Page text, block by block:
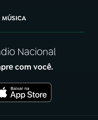
MÚSICA
Nacional
com você.